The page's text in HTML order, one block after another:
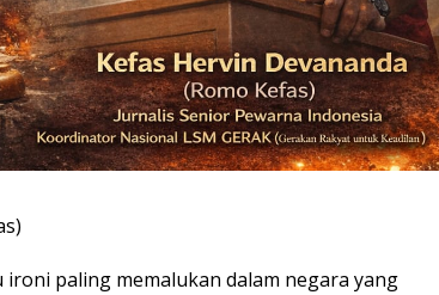
ironi paling memalukan dalam negara yang